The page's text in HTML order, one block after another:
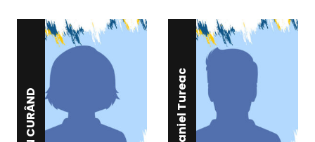
ÎN CURÂND Daniel Tureac